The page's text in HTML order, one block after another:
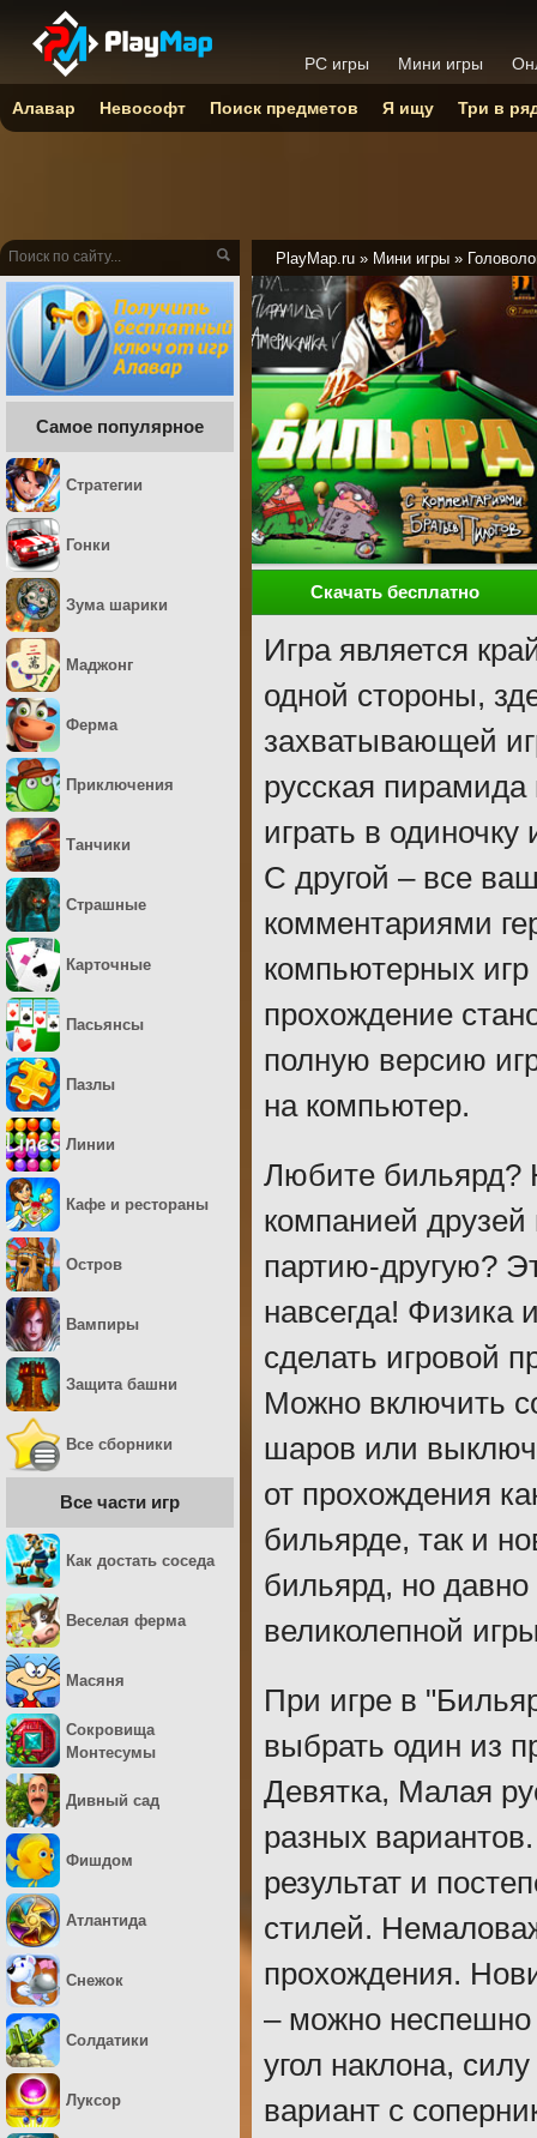
PlayMap.ru » Мини игры »
Скачать бесплатно
Игра является
одной стороны,
захватывающей
русская
играть в
С другой – все
комментариями
компьютерных
прохождение
полную версию
на компьютер.
Любите бильярд?
компанией
партию-другую?
навсегда! Физика
сделать игровой
Можно включить
шаров или
от прохождения
бильярде, так и
бильярд, но
великолепной
При игре в
выбрать один из
Девятка, Малая
разных
результат и
стилей.
прохождения.
– можно неспешно
угол наклона,
вариант с
Самое популярное
Стратегии
Гонки
Зума шарики
Маджонг
Ферма
Приключения
Танчики
Страшные
Карточные
Пасьянсы
Пазлы
Линии
Кафе и рестораны
Остров
Вампиры
Защита башни
Все сборники
Все части игр
Как достать соседа
Веселая ферма
Масяня
Сокровища
Монтесумы
Дивный сад
Фишдом
Атлантида
Снежок
Солдатики
Луксор
PC игры Мини игры
Алавар Невософт Поиск предметов Я ищу Три в